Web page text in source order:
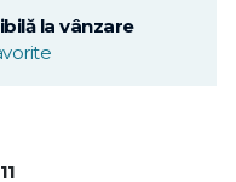
la vânzare